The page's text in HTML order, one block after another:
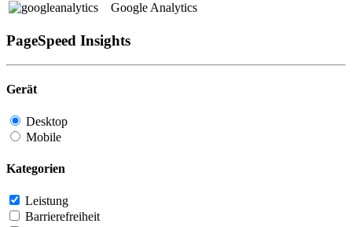
Google Analytics
PageSpeed Insights
Gerät
Desktop
Mobile
Kategorien
Leistung
Barrierefreiheit